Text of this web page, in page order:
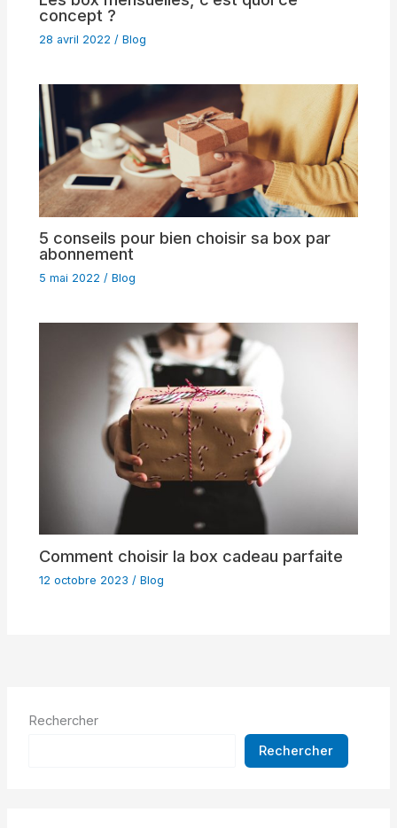
concept ?
28 avril 2022/Blog
5 conseils pour bien choisir sa box par
abonnement
5 mai 2022/Blog
Comment choisir la box cadeau parfaite
12 octobre 2023/Blog
Rechercher
Rechercher